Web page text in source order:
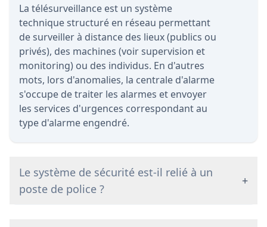
La télésurveillance est un système
technique structuré en réseau permettant
de surveiller à distance des lieux (publics ou
privés), des machines (voir supervision et
monitoring) ou des individus. En d'autres
mots, lors d'anomalies, la centrale d'alarme
s'occupe de traiter les alarmes et envoyer
les services d'urgences correspondant au
type d'alarme engendré.
Le système de sécurité est-il relié à un
poste de police ?
+